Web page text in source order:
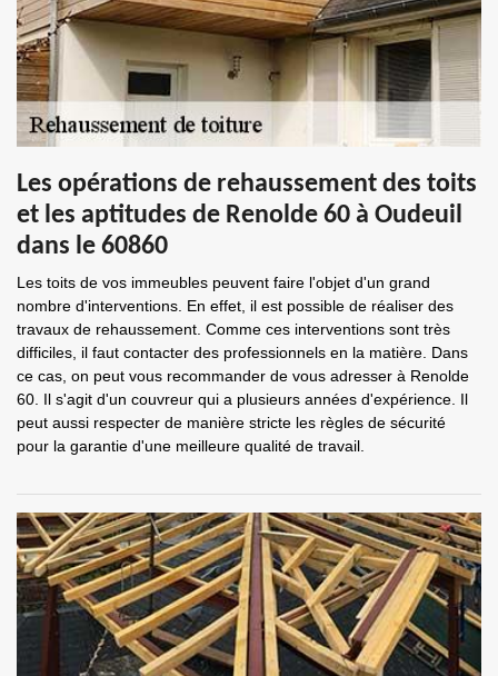
Les opérations de rehaussement des toits
et les aptitudes de Renolde 60 à Oudeuil
dans le 60860
Les toits de vos immeubles peuvent faire l'objet d'un grand
nombre d'interventions. En effet, il est possible de réaliser des
travaux de rehaussement. Comme ces interventions sont très
difficiles, il faut contacter des professionnels en la matière. Dans
ce cas, on peut vous recommander de vous adresser à Renolde
60. Il s'agit d'un couvreur qui a plusieurs années d'expérience. Il
peut aussi respecter de manière stricte les règles de sécurité
pour la garantie d'une meilleure qualité de travail.